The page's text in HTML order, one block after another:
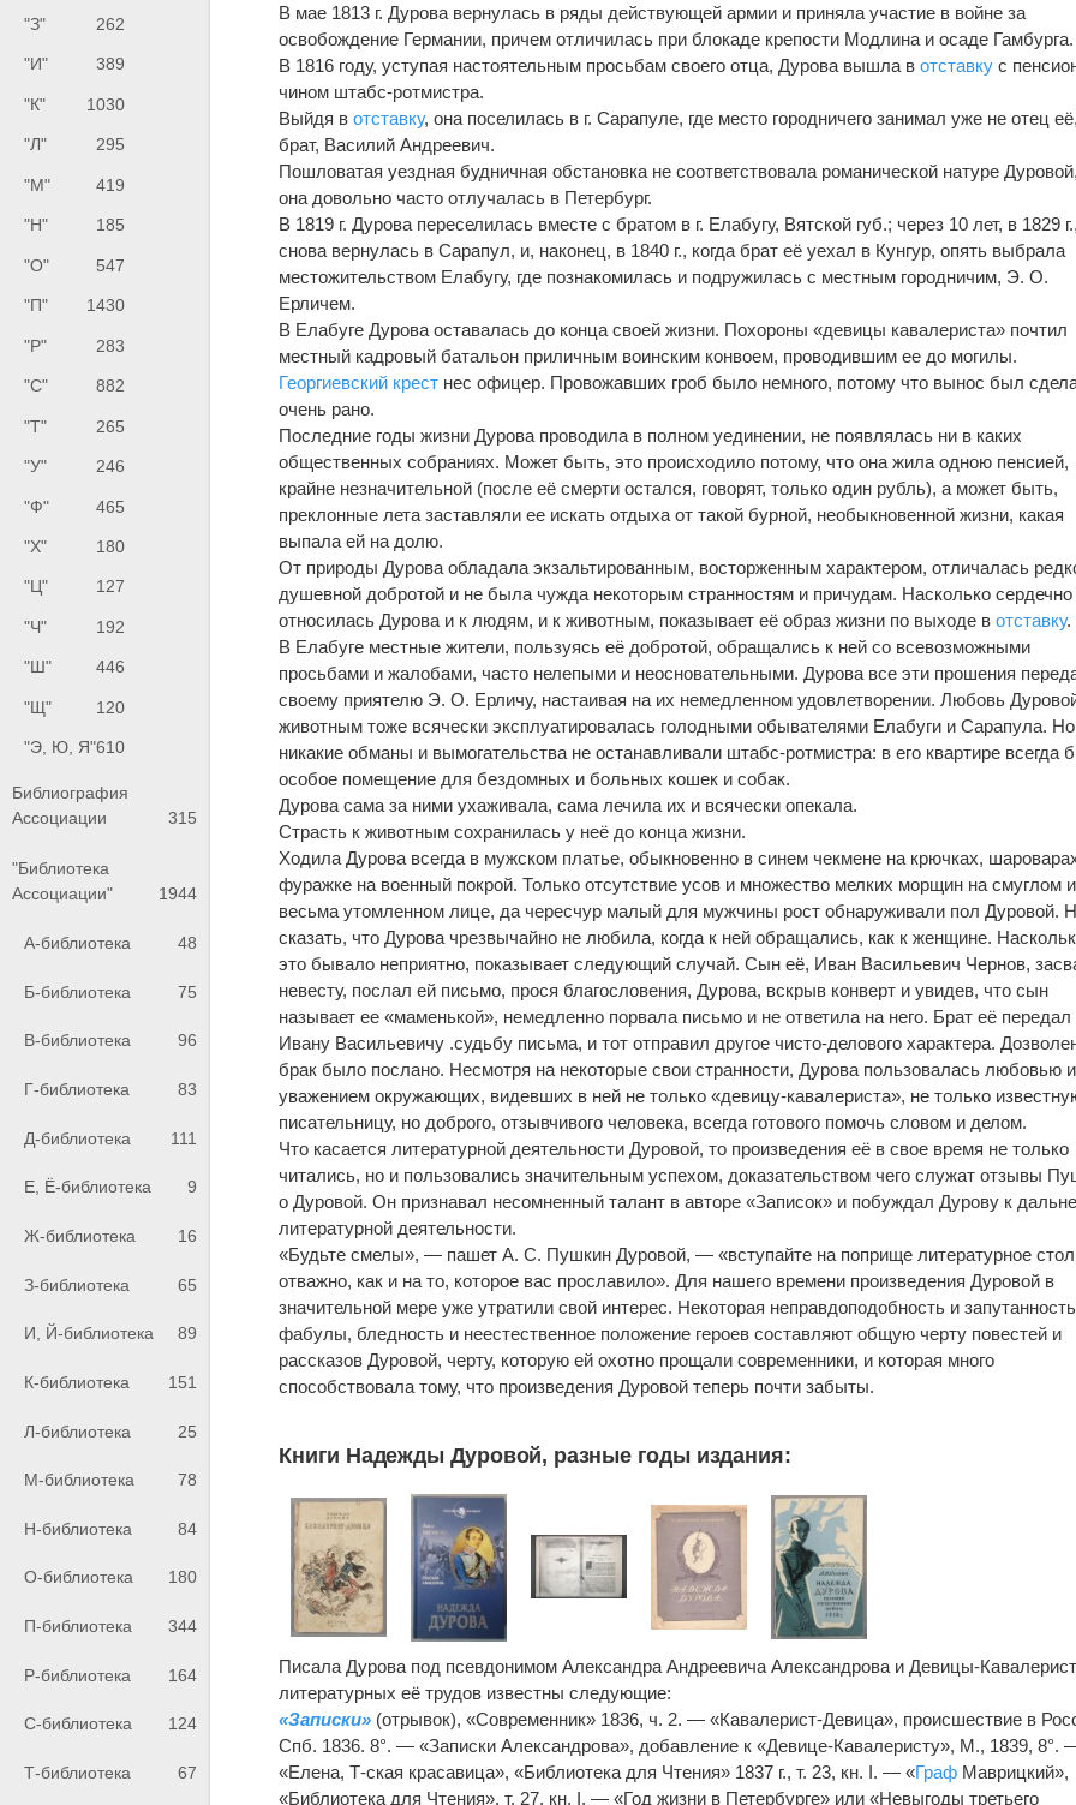
"З" 262
"И" 389
"К" 1030
"Л" 295
"М" 419
"Н" 185
"О" 547
"П" 1430
"Р" 283
"С" 882
"Т" 265
"У" 246
"Ф" 465
"Х" 180
"Ц" 127
"Ч" 192
"Ш" 446
"Щ" 120
"Э, Ю, Я"610
Библиография
Ассоциации
315
"Библиотека
Ассоциации"
1944
А-библиотека 48
Б-библиотека 75
В-библиотека 96
Г-библиотека 83
Д-библиотека 111
Е, Ё-библиотека 9
Ж-библиотека 16
З-библиотека 65
И, Й-библиотека 89
К-библиотека 151
Л-библиотека 25
М-библиотека 78
Н-библиотека 84
О-библиотека 180
П-библиотека 344
Р-библиотека 164
С-библиотека 124
Т-библиотека 67
В мае 1813 г. Дурова вернулась в ряды действующей армии и приняла участие в войне за
освобождение Германии, причем отличилась при блокаде крепости Модлина и осаде Гамбурга.
В 1816 году, уступая настоятельным просьбам своего отца, Дурова вышла вотставку с
чином штабс-ротмистра.
Выйдя вотставку, она поселилась в г. Сарапуле, где место городничего занимал уже не отец
брат, Василий Андреевич.
Пошловатая уездная будничная обстановка не соответствовала романической натуре
она довольно часто отлучалась в Петербург.
В 1819 г. Дурова переселилась вместе с братом в г. Елабугу, Вятской губ.; через 10 лет, в 1829 г.,
снова вернулась в Сарапул, и, наконец, в 1840 г., когда брат её уехал в Кунгур, опять выбрала
местожительством Елабугу, где познакомилась и подружилась с местным городничим, Э. О.
Ерличем.
В Елабуге Дурова оставалась до конца своей жизни. Похороны «девицы кавалериста» почтил
местный кадровый батальон приличным воинским конвоем, проводившим ее до могилы.
Георгиевский крест нес офицер. Провожавших гроб было немного, потому что вынос был
очень рано.
Последние годы жизни Дурова проводила в полном уединении, не появлялась ни в каких
общественных собраниях. Может быть, это происходило потому, что она жила одною пенсией,
крайне незначительной (после её смерти остался, говорят, только один рубль), а может быть,
преклонные лета заставляли ее искать отдыха от такой бурной, необыкновенной жизни, какая
выпала ей на долю.
От природы Дурова обладала экзальтированным, восторженным характером, отличалась
душевной добротой и не была чужда некоторым странностям и причудам. Насколько сердечно
относилась Дурова и к людям, и к животным, показывает её образ жизни по выходе вотставку.
В Елабуге местные жители, пользуясь её добротой, обращались к ней со всевозможными
просьбами и жалобами, часто нелепыми и неосновательными. Дурова все эти прошения
своему приятелю Э. О. Ерличу, настаивая на их немедленном удовлетворении. Любовь
животным тоже всячески эксплуатировалась голодными обывателями Елабуги и Сарапула. Но
никакие обманы и вымогательства не останавливали штабс-ротмистра: в его квартире всегда
особое помещение для бездомных и больных кошек и собак.
Дурова сама за ними ухаживала, сама лечила их и всячески опекала.
Страсть к животным сохранилась у неё до конца жизни.
Ходила Дурова всегда в мужском платье, обыкновенно в синем чекмене на крючках,
фуражке на военный покрой. Только отсутствие усов и множество мелких морщин на смуглом и
весьма утомленном лице, да чересчур малый для мужчины рост обнаруживали пол Дуровой.
сказать, что Дурова чрезвычайно не любила, когда к ней обращались, как к женщине.
это бывало неприятно, показывает следующий случай. Сын её, Иван Васильевич Чернов,
невесту, послал ей письмо, прося благословения, Дурова, вскрыв конверт и увидев, что сын
называет ее «маменькой», немедленно порвала письмо и не ответила на него. Брат её передал
Ивану Васильевичу .судьбу письма, и тот отправил другое чисто-делового характера.
брак было послано. Несмотря на некоторые свои странности, Дурова пользовалась любовью и
уважением окружающих, видевших в ней не только «девицу-кавалериста», не только
писательницу, но доброго, отзывчивого человека, всегда готового помочь словом и делом.
Что касается литературной деятельности Дуровой, то произведения её в свое время не только
читались, но и пользовались значительным успехом, доказательством чего служат отзывы
о Дуровой. Он признавал несомненный талант в авторе «Записок» и побуждал Дурову к
литературной деятельности.
«Будьте смелы», — пашет А. С. Пушкин Дуровой, — «вступайте на поприще литературное
отважно, как и на то, которое вас прославило». Для нашего времени произведения Дуровой в
значительной мере уже утратили свой интерес. Некоторая неправдоподобность и запутанность
фабулы, бледность и неестественное положение героев составляют общую черту повестей и
рассказов Дуровой, черту, которую ей охотно прощали современники, и которая много
способствовала тому, что произведения Дуровой теперь почти забыты.
Книги Надежды Дуровой, разные годы издания:
Писала Дурова под псевдонимом Александра Андреевича Александрова и Девицы-
литературных её трудов известны следующие:
«Записки» (отрывок), «Современник» 1836, ч. 2. — «Кавалерист-Девица», происшествие в
Спб. 1836. 8°. — «Записки Александрова», добавление к «Девице-Кавалеристу», М., 1839, 8°.
«Елена, Т-ская красавица», «Библиотека для Чтения» 1837 г., т. 23, кн. I. — «Граф Маврицкий»,
«Библиотека для Чтения», т. 27, кн. I. — «Год жизни в Петербурге» или «Невыгоды третьего